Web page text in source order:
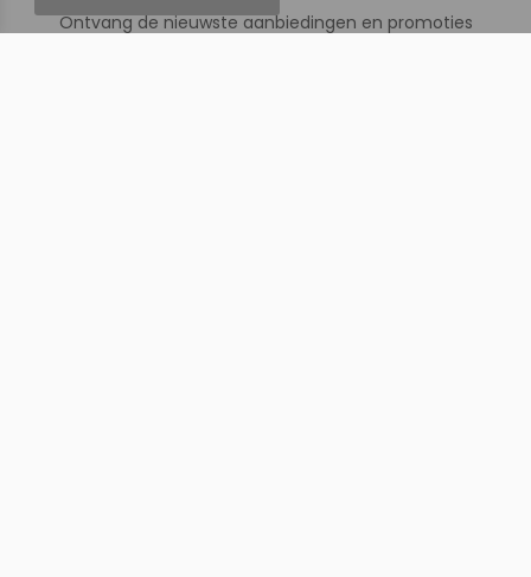
Ontvang de nieuwste aanbiedingen en promoties